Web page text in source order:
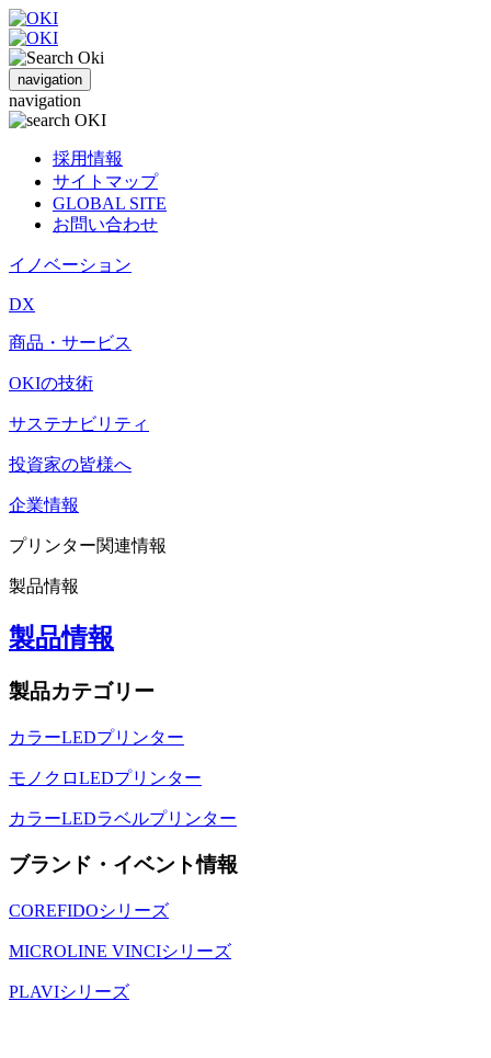
navigation
navigation
採用情報
サイトマップ
GLOBAL SITE
お問い合わせ
イノベーション
DX
商品・サービス
OKIの技術
サステナビリティ
投資家の皆様へ
企業情報
プリンター関連情報
製品情報
製品情報
製品カテゴリー
カラーLEDプリンター
モノクロLEDプリンター
カラーLEDラベルプリンター
ブランド・イベント情報
COREFIDOシリーズ
MICROLINE VINCIシリーズ
PLAVIシリーズ